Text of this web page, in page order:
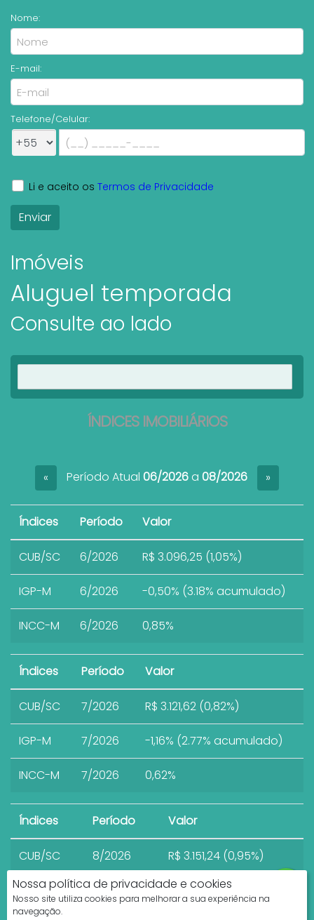
Nossa política de privacidade e cookies
Nosso site utiliza cookies para melhorar a sua experiência na
navegação.
Nome:
E-mail:
Telefone/Celular:
Li e aceito os Termos de Privacidade
Imóveis
Aluguel temporada
Consulte ao lado
ÍNDICES IMOBILIÁRIOS
« Período Atual 06/2026a 08/2026 »
Índices Período Valor
CUB/SC 6/2026 R$ 3.096,25 (1,05%)
IGP-M 6/2026 -0,50% (3.18% acumulado)
INCC-M 6/2026 0,85%
Índices Período Valor
CUB/SC 7/2026 R$ 3.121,62 (0,82%)
IGP-M 7/2026 -1,16% (2.77% acumulado)
INCC-M 7/2026 0,62%
Índices Período Valor
CUB/SC 8/2026 R$ 3.151,24 (0,95%)